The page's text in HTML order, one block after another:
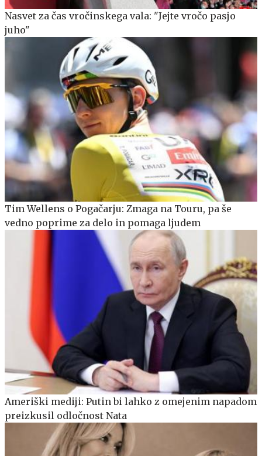
Nasvet za čas vročinskega vala: "Jejte vročo pasjo
juho"
Tim Wellens o Pogačarju: Zmaga na Touru, pa še
vedno poprime za delo in pomaga ljudem
Ameriški mediji: Putin bi lahko z omejenim napadom
preizkusil odločnost Nata